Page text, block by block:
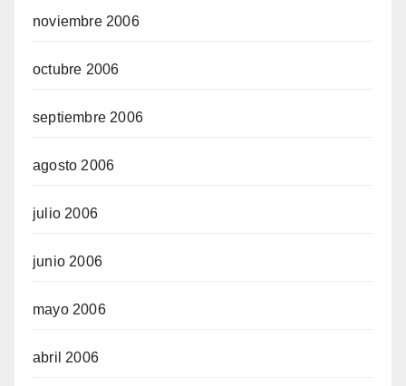
noviembre 2006
octubre 2006
septiembre 2006
agosto 2006
julio 2006
junio 2006
mayo 2006
abril 2006